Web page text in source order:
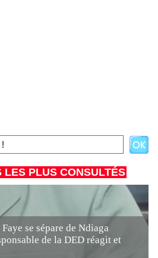
LES PLUS CONSULTÉS
se sépare de Ndiaga
de la DED réagit et